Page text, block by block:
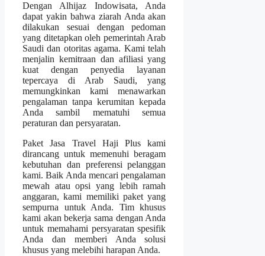
Dengan Alhijaz Indowisata, Anda
dapat yakin bahwa ziarah Anda akan
dilakukan sesuai dengan pedoman
yang ditetapkan oleh pemerintah Arab
Saudi dan otoritas agama. Kami telah
menjalin kemitraan dan afiliasi yang
kuat dengan penyedia layanan
tepercaya di Arab Saudi, yang
memungkinkan kami menawarkan
pengalaman tanpa kerumitan kepada
Anda sambil mematuhi semua
peraturan dan persyaratan.
Paket Jasa Travel Haji Plus kami
dirancang untuk memenuhi beragam
kebutuhan dan preferensi pelanggan
kami. Baik Anda mencari pengalaman
mewah atau opsi yang lebih ramah
anggaran, kami memiliki paket yang
sempurna untuk Anda. Tim khusus
kami akan bekerja sama dengan Anda
untuk memahami persyaratan spesifik
Anda dan memberi Anda solusi
khusus yang melebihi harapan Anda.